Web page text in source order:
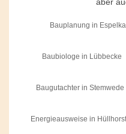
Bauplanung in
Baubiologe in Lübbecke
Baugutachter in Stemwede
Energieausweise in Hüllhorst